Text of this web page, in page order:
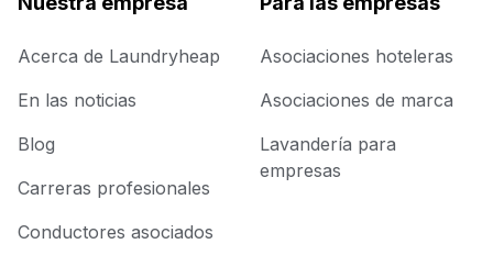
Acerca de Laundryheap
En las noticias
Blog
Carreras profesionales
Conductores asociados
Asociaciones hoteleras
Asociaciones de marca
Lavandería para
empresas